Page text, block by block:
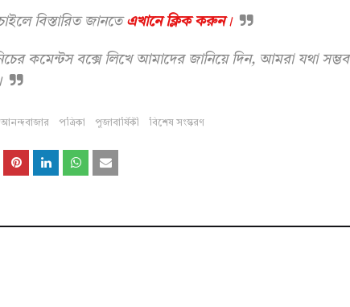
বিস্তারিত জানতেএখানে ক্লিক করুন।
কমেন্টস বক্সে লিখে আমাদের জানিয়ে দিন, আমরা যথা সম্ভব
আনন্দবাজার পত্রিকা পুজাবার্ষিকী বিশেষ সংস্করণ